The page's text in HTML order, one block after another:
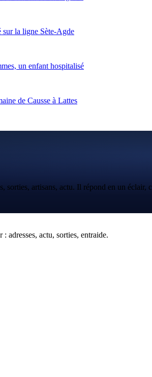
la ligne Sète-Agde
un enfant hospitalisé
de Causse à Lattes
artisans, actu. Il répond en un éclair,
actu, sorties, entraide.